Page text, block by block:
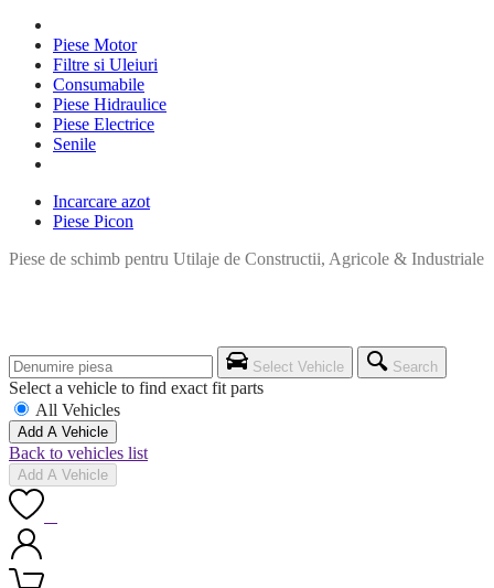
Piese Motor
Filtre si Uleiuri
Consumabile
Piese Hidraulice
Piese Electrice
Senile
Incarcare azot
Piese Picon
Piese de schimb pentru Utilaje de Constructii, Agricole & Industriale
Select Vehicle Search
Select a vehicle to find exact fit parts
All Vehicles
Add A Vehicle
Back to vehicles list
Add A Vehicle